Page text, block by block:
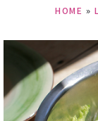
HOME »